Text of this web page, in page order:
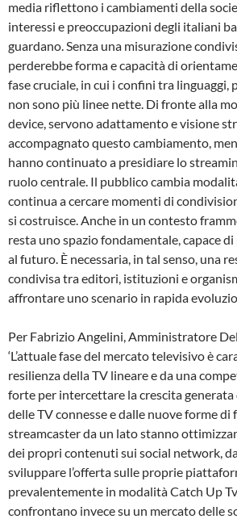
media riflettono i cambiamenti della
interessi e preoccupazioni degli italiani
guardano. Senza una misurazione
perderebbe forma e capacità di
fase cruciale, in cui i confini tra
non sono più linee nette. Di fronte alla
device, servono adattamento e visione
accompagnato questo cambiamento,
hanno continuato a presidiare lo
ruolo centrale. Il pubblico cambia
continua a cercare momenti di
si costruisce. Anche in un contesto
resta uno spazio fondamentale, capace
al futuro. È necessaria, in tal senso, una
condivisa tra editori, istituzioni e
affrontare uno scenario in rapida
Per Fabrizio Angelini, Amministratore
‘L’attuale fase del mercato televisivo è
resilienza della TV lineare e da una
forte per intercettare la crescita
delle TV connesse e dalle nuove forme di
streamcaster da un lato stanno
dei propri contenuti sui social network,
sviluppare l’offerta sulle proprie
prevalentemente in modalità Catch Up
confrontano invece su un mercato delle